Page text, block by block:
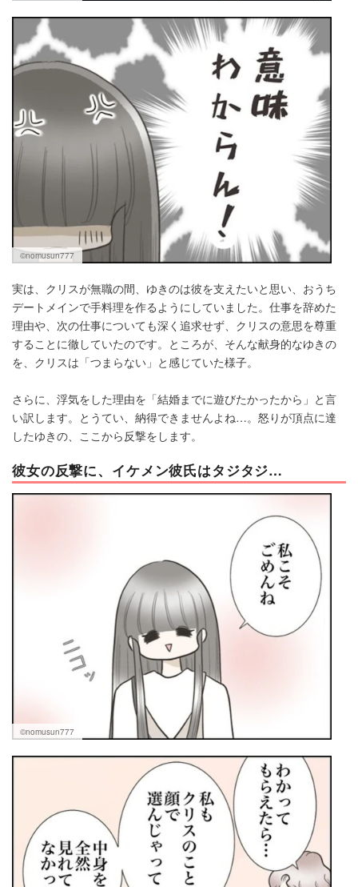
©nomusun777
実は、クリスが無職の間、ゆきのは彼を支えたいと思い、おうち
デートメインで手料理を作るようにしていました。仕事を辞めた
理由や、次の仕事についても深く追求せず、クリスの意思を尊重
することに徹していたのです。ところが、そんな献身的なゆきの
を、クリスは「つまらない」と感じていた様子。
さらに、浮気をした理由を「結婚までに遊びたかったから」と言
い訳します。とうてい、納得できませんよね…。怒りが頂点に達
したゆきの、ここから反撃をします。
彼女の反撃に、イケメン彼氏はタジタジ…
©nomusun777